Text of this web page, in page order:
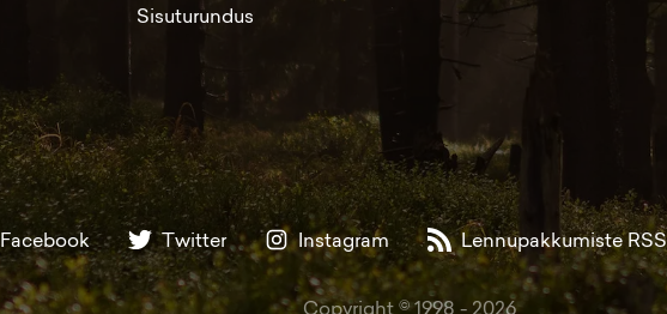
Sisuturundus
Facebook Twitter Instagram Lennupakkumiste RSS
Copyright © 1998 - 2026